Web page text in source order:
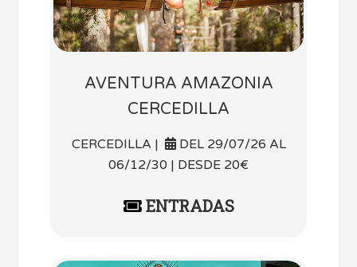
AVENTURA AMAZONIA
CERCEDILLA
CERCEDILLA |
DEL 29/07/26 AL
06/12/30 | DESDE 20€
ENTRADAS